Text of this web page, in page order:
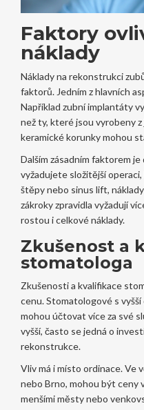
Faktory
náklady
Náklady na rekonstrukci
faktorů. Jedním z hlavních
Například zubní implantáty
než ty, které jsou vyrobeny
keramické korunky mohou
Dalším zásadním faktorem
vyžadujete složitější
štěpy nebo sinus lift,
zákroky zpravidla vyžadují
rostou i celkové náklady.
Zkušenost a
stomatologa
Zkušenosti a kvalifikace
cenu. Stomatologové s
mohou účtovat více za své
vyšší, často se jedná o
rekonstrukce.
Vliv má i místo ordinace. Ve
nebo Brno, mohou být ceny
menšími městy nebo